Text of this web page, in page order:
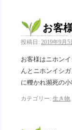
お客
投稿日: 2019年9月5
お客様はニホン
んとニホンイシ
に轢かれ瀕死の
カテゴリー: 生き物,